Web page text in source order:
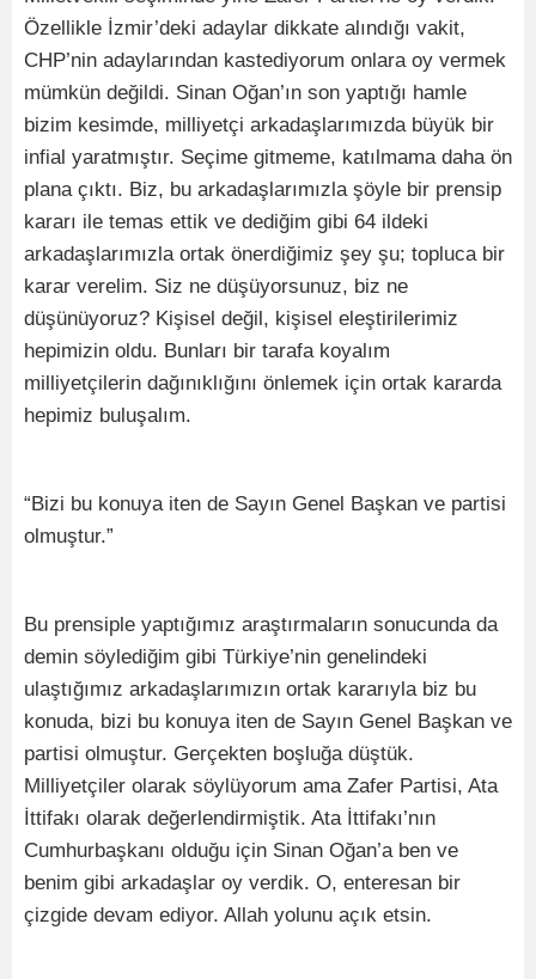
Özellikle İzmir’deki adaylar dikkate alındığı vakit,
CHP’nin adaylarından kastediyorum onlara oy vermek
mümkün değildi. Sinan Oğan’ın son yaptığı hamle
bizim kesimde, milliyetçi arkadaşlarımızda büyük bir
infial yaratmıştır. Seçime gitmeme, katılmama daha ön
plana çıktı. Biz, bu arkadaşlarımızla şöyle bir prensip
kararı ile temas ettik ve dediğim gibi 64 ildeki
arkadaşlarımızla ortak önerdiğimiz şey şu; topluca bir
karar verelim. Siz ne düşüyorsunuz, biz ne
düşünüyoruz? Kişisel değil, kişisel eleştirilerimiz
hepimizin oldu. Bunları bir tarafa koyalım
milliyetçilerin dağınıklığını önlemek için ortak kararda
hepimiz buluşalım.
“Bizi bu konuya iten de Sayın Genel Başkan ve partisi
olmuştur.”
Bu prensiple yaptığımız araştırmaların sonucunda da
demin söylediğim gibi Türkiye’nin genelindeki
ulaştığımız arkadaşlarımızın ortak kararıyla biz bu
konuda, bizi bu konuya iten de Sayın Genel Başkan ve
partisi olmuştur. Gerçekten boşluğa düştük.
Milliyetçiler olarak söylüyorum ama Zafer Partisi, Ata
İttifakı olarak değerlendirmiştik. Ata İttifakı’nın
Cumhurbaşkanı olduğu için Sinan Oğan’a ben ve
benim gibi arkadaşlar oy verdik. O, enteresan bir
çizgide devam ediyor. Allah yolunu açık etsin.